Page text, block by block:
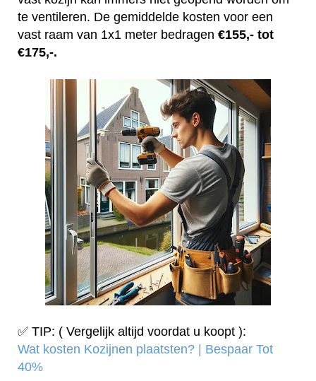
te ventileren. De gemiddelde kosten voor een
vast raam van 1x1 meter bedragen €155,- tot
€175,-.
✅ TIP: ( Vergelijk altijd voordat u koopt ):
Wat kosten Kozijnen plaatsten? | Bespaar Tot
40%‎